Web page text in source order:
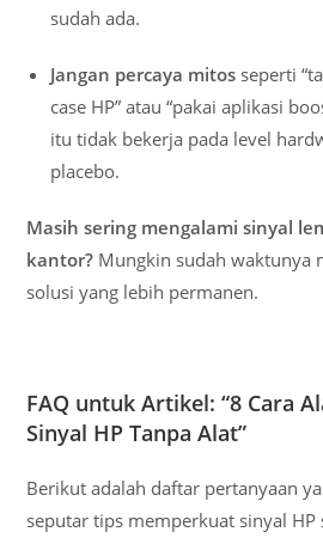
sudah ada.
Jangan percaya mitos seperti
case HP” atau “pakai aplikasi
itu tidak bekerja pada level
placebo.
Masih sering mengalami sinyal
kantor? Mungkin sudah waktunya
solusi yang lebih permanen.
FAQ untuk Artikel: “8 Cara
Sinyal HP Tanpa Alat”
Berikut adalah daftar pertanyaan
seputar tips memperkuat sinyal HP